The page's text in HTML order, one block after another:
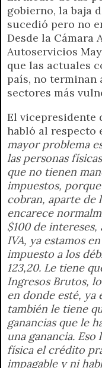
gobierno, la baja
sucedió pero no
Desde la Cámara
Autoservicios
que las actuales
país, no terminan
sectores más
El vicepresidente
habló al respecto
mayor problema
las personas
que no tienen
impuestos,
cobran, aparte de
encarece
$100 de intereses,
IVA, ya estamos
impuesto a los
123,20. Le tiene
Ingresos Brutos,
en donde esté, ya
también le tiene
ganancias que le
una ganancia.
física el crédito
impagable y ni